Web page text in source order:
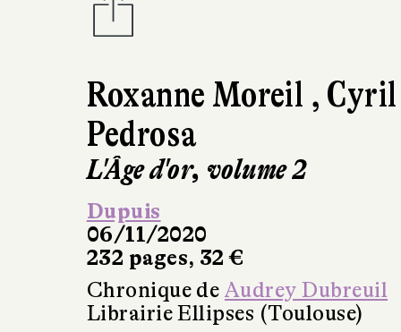
Roxanne Moreil , Cyril
Pedrosa
L'Âge d'or, volume 2
Dupuis
06/11/2020
232 pages, 32 €
Chronique de Audrey Dubreuil
Librairie Ellipses (Toulouse)